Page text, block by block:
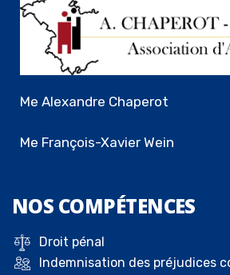
Me Alexandre Chaperot
Me François-Xavier Wein
NOS COMPÉTENCES
Droit pénal
Indemnisation des préjudices